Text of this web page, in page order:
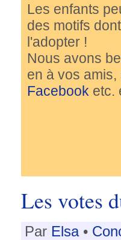
Les enfants
des motifs
l'adopter !
Nous avons
en à vos
Facebook etc.
Les votes
Par Elsa•